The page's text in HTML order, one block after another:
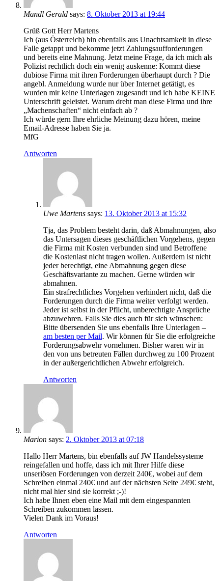
Mandl Gerald says: 8. Oktober 2013 at 19:44
Grüß Gott Herr Martens
Ich (aus Österreich) bin ebenfalls aus Unachtsamkeit in diese
Falle getappt und bekomme jetzt Zahlungsaufforderungen
und bereits eine Mahnung. Jetzt meine Frage, da ich mich als
Polizist rechtlich doch ein wenig auskenne: Kommt diese
dubiose Firma mit ihren Forderungen überhaupt durch ? Die
angebl. Anmeldung wurde nur über Internet getätigt, es
wurden mir keine Unterlagen zugesandt und ich habe KEINE
Unterschrift geleistet. Warum dreht man diese Firma und ihre
„Machenschaften“ nicht einfach ab ?
Ich würde gern Ihre ehrliche Meinung dazu hören, meine
Email-Adresse haben Sie ja.
MfG
Antworten
Uwe Martens says: 13. Oktober 2013 at 15:32
Tja, das Problem besteht darin, daß Abmahnungen, also
das Untersagen dieses geschäftlichen Vorgehens, gegen
die Firma mit Kosten verbunden sind und Betroffene
die Kostenlast nicht tragen wollen. Außerdem ist nicht
jeder berechtigt, eine Abmahnung gegen diese
Geschäftsvariante zu machen. Gerne würden wir
abmahnen.
Ein strafrechtliches Vorgehen verhindert nicht, daß die
Forderungen durch die Firma weiter verfolgt werden.
Jeder ist selbst in der Pflicht, unberechtigte Ansprüche
abzuwehren. Falls Sie dies auch für sich wünschen:
Bitte übersenden Sie uns ebenfalls Ihre Unterlagen –
am besten per Mail. Wir können für Sie die erfolgreiche
Forderungsabwehr vornehmen. Bisher waren wir in
den von uns betreuten Fällen durchweg zu 100 Prozent
in der außergerichtlichen Abwehr erfolgreich.
Antworten
Marion says: 2. Oktober 2013 at 07:18
Hallo Herr Martens, bin ebenfalls auf JW Handelssysteme
reingefallen und hoffe, dass ich mit Ihrer Hilfe diese
unseriösen Forderungen von derzeit 240€, wobei auf dem
Schreiben einmal 240€ und auf der nächsten Seite 249€ steht,
nicht mal hier sind sie korrekt ;-)!
Ich habe Ihnen eben eine Mail mit dem eingespannten
Schreiben zukommen lassen.
Vielen Dank im Voraus!
Antworten